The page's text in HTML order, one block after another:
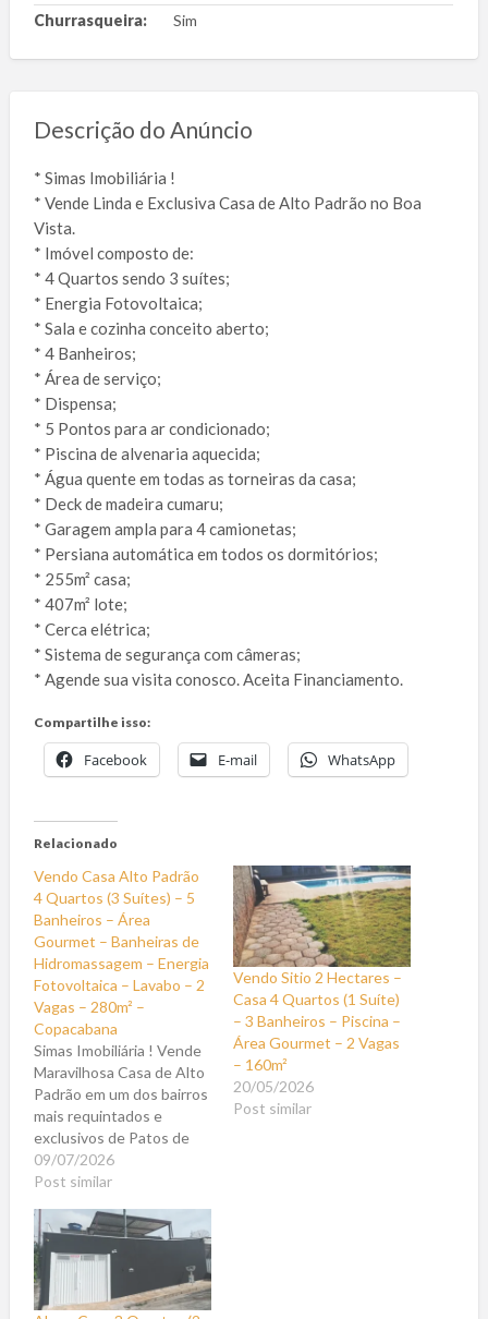
Churrasqueira:
Sim
Descrição do Anúncio
* Simas Imobiliária !
* Vende Linda e Exclusiva Casa de Alto Padrão no Boa
Vista.
* Imóvel composto de:
* 4 Quartos sendo 3 suítes;
* Energia Fotovoltaica;
* Sala e cozinha conceito aberto;
* 4 Banheiros;
* Área de serviço;
* Dispensa;
* 5 Pontos para ar condicionado;
* Piscina de alvenaria aquecida;
* Água quente em todas as torneiras da casa;
* Deck de madeira cumaru;
* Garagem ampla para 4 camionetas;
* Persiana automática em todos os dormitórios;
* 255m² casa;
* 407m² lote;
* Cerca elétrica;
* Sistema de segurança com câmeras;
* Agende sua visita conosco. Aceita Financiamento.
Compartilhe isso:
Facebook E-mail WhatsApp
Relacionado
Vendo Casa Alto Padrão
4 Quartos (3 Suítes) – 5
Banheiros – Área
Gourmet – Banheiras de
Hidromassagem – Energia
Fotovoltaica – Lavabo – 2
Vagas – 280m² –
Copacabana
Simas Imobiliária ! Vende
Maravilhosa Casa de Alto
Padrão em um dos bairros
mais requintados e
exclusivos de Patos de
Minas. Casa ampla, estilo
moderno, com ótima
conforto, segurança e
lazer para sua família.
Imóvel composto de sala
ampla, arejada, com muita
luz natural, grandes
09/07/2026
Post similar
Vendo Sitio 2 Hectares –
Casa 4 Quartos (1 Suíte)
– 3 Banheiros – Piscina –
Área Gourmet – 2 Vagas
– 160m²
20/05/2026
Post similar